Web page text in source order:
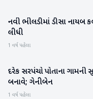
બનાસકાંઠા
નવી ભીલડીમાં ડીસા નાયબ
લીધી
1 વર્ષ પહેલા
પાટણ
દરેક સરપંચો પોતાના ગામની
બનાવે; ગેનીબેન
1 વર્ષ પહેલા